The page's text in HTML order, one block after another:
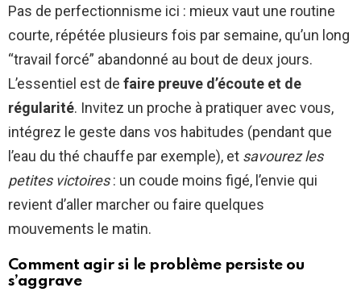
Pas de perfectionnisme ici : mieux vaut une routine
courte, répétée plusieurs fois par semaine, qu’un long
“travail forcé” abandonné au bout de deux jours.
L’essentiel est de faire preuve d’écoute et de
régularité. Invitez un proche à pratiquer avec vous,
intégrez le geste dans vos habitudes (pendant que
l’eau du thé chauffe par exemple), et savourez les
petites victoires: un coude moins figé, l’envie qui
revient d’aller marcher ou faire quelques
mouvements le matin.
Comment agir si le problème persiste ou
s’aggrave